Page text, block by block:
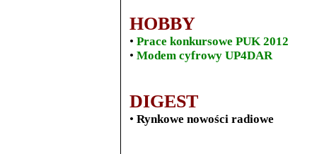
HOBBY
• Prace konkursowe PUK 2012
• Modem cyfrowy UP4DAR
DIGEST
• Rynkowe nowości radiowe